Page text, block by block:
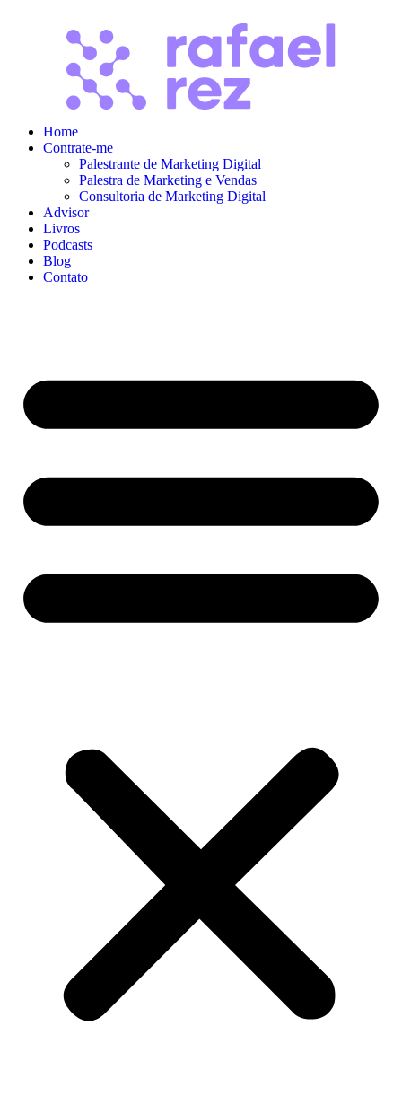
Home
Contrate-me
Palestrante de Marketing Digital
Palestra de Marketing e Vendas
Consultoria de Marketing Digital
Advisor
Livros
Podcasts
Blog
Contato